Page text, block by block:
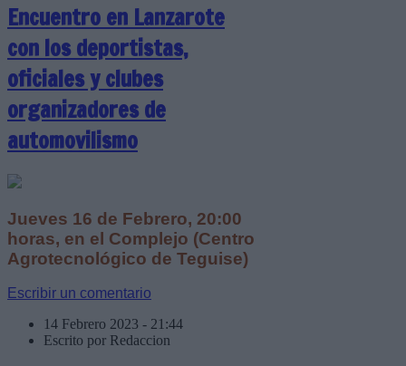
Encuentro en Lanzarote
con los deportistas,
oficiales y clubes
organizadores de
automovilismo
Jueves 16 de Febrero, 20:00
horas, en el Complejo (Centro
Agrotecnológico de Teguise)
Escribir un comentario
14 Febrero 2023 - 21:44
Escrito por Redaccion